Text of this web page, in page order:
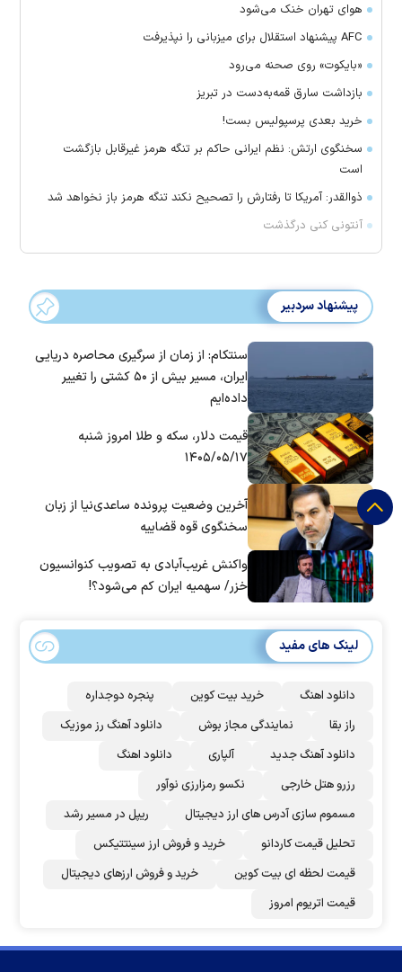
هوای تهران خنک می‌شود
AFC پیشنهاد استقلال برای میزبانی را نپذیرفت
«بایکوت» روی صحنه می‌رود
بازداشت سارق قمه‌به‌دست در تبریز
خرید بعدی پرسپولیس بست!
سخنگوی ارتش: نظم ایرانی حاکم بر تنگه هرمز غیرقابل بازگشت
است
ذوالقدر: آمریکا تا رفتارش را تصحیح نکند تنگه هرمز باز نخواهد شد
آنتونی کنی درگذشت
پیشنهاد سردبیر
سنتکام: از زمان از سرگیری محاصره دریایی
ایران، مسیر بیش از ۵۰ کشتی را تغییر
داده‌ایم
قیمت دلار، سکه و طلا امروز شنبه
۱۴۰۵/۰۵/۱۷
آخرین وضعیت پرونده ساعدی‌نیا از زبان
سخنگوی قوه قضاییه
واکنش غریب‌آبادی به تصویب کنوانسیون
خزر/ سهمیه ایران کم می‌شود؟!
لینک های مفید
دانلود اهنگ خرید بیت کوین
پنجره دوجداره
راز بقا
نمایندگی مجاز بوش
دانلود آهنگ رز‌ موزیک
دانلود آهنگ جدید
آلپاری
دانلود اهنگ
رزرو هتل خارجی
نکسو رمزارزی نوآور
مسموم سازی آدرس های ارز دیجیتال
ریپل در مسیر رشد
تحلیل قیمت کاردانو
خرید و فروش ارز سینتتیکس
قیمت لحظه ای بیت کوین
خرید و فروش ارزهای دیجیتال
قیمت اتریوم امروز